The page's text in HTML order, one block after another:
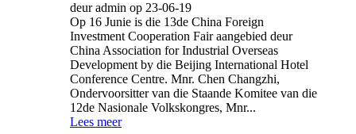
deur admin op 23-06-19
Op 16 Junie is die 13de China Foreign
Investment Cooperation Fair aangebied deur
China Association for Industrial Overseas
Development by die Beijing International Hotel
Conference Centre. Mnr. Chen Changzhi,
Ondervoorsitter van die Staande Komitee van die
12de Nasionale Volkskongres, Mnr...
Lees meer